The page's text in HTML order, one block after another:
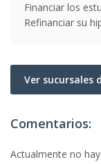
Financiar los
Refinanciar su
Ver sucursales
Comentarios:
Actualmente no